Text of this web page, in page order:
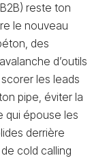
reste ton
le nouveau
des
d’outils
les leads
pipe, éviter la
qui épouse les
derrière
cold calling